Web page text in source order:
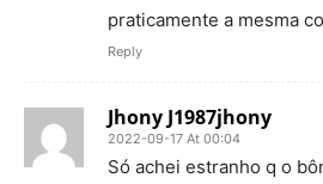
praticamente a mesma
Reply
Jhony J1987jhony
2022-09-17 At 00:04
Só achei estranho q o